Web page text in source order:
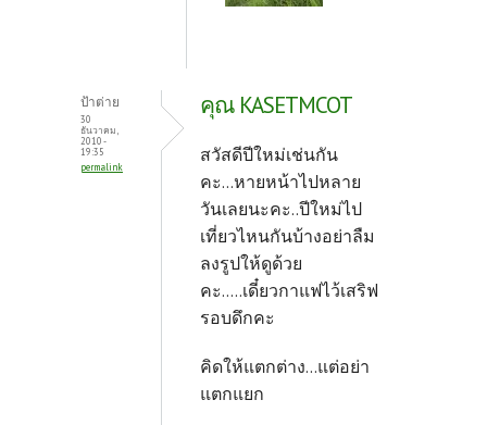
ป้าต่าย
30
ธันวาคม,
2010 -
19:35
permalink
คุณ KASETMCOT
สวัสดีปีใหม่เช่นกัน
คะ...หายหน้าไปหลาย
วันเลยนะคะ..ปีใหม่ไป
เที่ยวไหนกันบ้างอย่าลืม
ลงรูปให้ดูด้วย
คะ.....เดี๋ยวกาแฟไว้เสริฟ
รอบดึกคะ
คิดให้แตกต่าง...แต่อย่า
แตกแยก